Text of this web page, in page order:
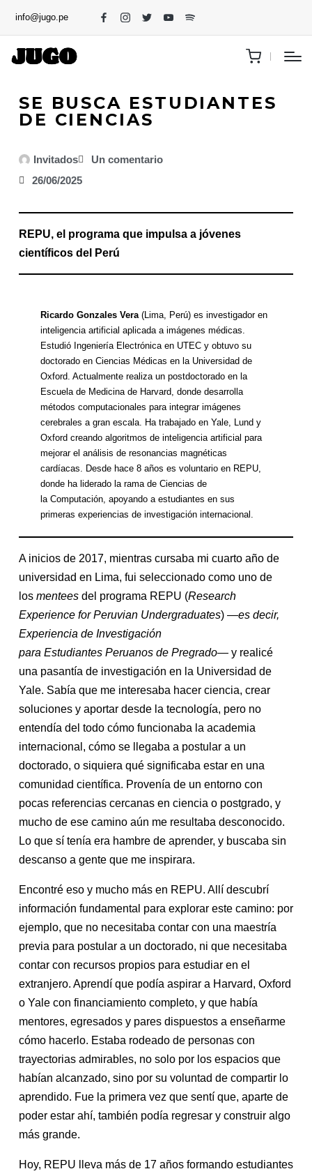
info@jugo.pe
SE BUSCA ESTUDIANTES
DE CIENCIAS
Invitados
Un comentario
26/06/2025
REPU, el programa que impulsa a jóvenes
científicos del Perú
Ricardo Gonzales Vera (Lima, Perú) es investigador en
inteligencia artificial aplicada a imágenes médicas.
Estudió Ingeniería Electrónica en UTEC y obtuvo su
doctorado en Ciencias Médicas en la Universidad de
Oxford. Actualmente realiza un postdoctorado en la
Escuela de Medicina de Harvard, donde desarrolla
métodos computacionales para integrar imágenes
cerebrales a gran escala. Ha trabajado en Yale, Lund y
Oxford creando algoritmos de inteligencia artificial para
mejorar el análisis de resonancias magnéticas
cardíacas. Desde hace 8 años es voluntario en REPU,
donde ha liderado la rama de Ciencias de
la Computación, apoyando a estudiantes en sus
primeras experiencias de investigación internacional.
A inicios de 2017, mientras cursaba mi cuarto año de
universidad en Lima, fui seleccionado como uno de
los menteesdel programa REPU (Research
Experience for Peruvian Undergraduates) —es decir,
Experiencia de Investigación
para Estudiantes Peruanos de Pregrado— y realicé
una pasantía de investigación en la Universidad de
Yale. Sabía que me interesaba hacer ciencia, crear
soluciones y aportar desde la tecnología, pero no
entendía del todo cómo funcionaba la academia
internacional, cómo se llegaba a postular a un
doctorado, o siquiera qué significaba estar en una
comunidad científica. Provenía de un entorno con
pocas referencias cercanas en ciencia o postgrado, y
mucho de ese camino aún me resultaba desconocido.
Lo que sí tenía era hambre de aprender, y buscaba sin
descanso a gente que me inspirara.
Encontré eso y mucho más en REPU. Allí descubrí
información fundamental para explorar este camino: por
ejemplo, que no necesitaba contar con una maestría
previa para postular a un doctorado, ni que necesitaba
contar con recursos propios para estudiar en el
extranjero. Aprendí que podía aspirar a Harvard, Oxford
o Yale con financiamiento completo, y que había
mentores, egresados y pares dispuestos a enseñarme
cómo hacerlo. Estaba rodeado de personas con
trayectorias admirables, no solo por los espacios que
habían alcanzado, sino por su voluntad de compartir lo
aprendido. Fue la primera vez que sentí que, aparte de
poder estar ahí, también podía regresar y construir algo
más grande.
Hoy, REPU lleva más de 17 años formando estudiantes